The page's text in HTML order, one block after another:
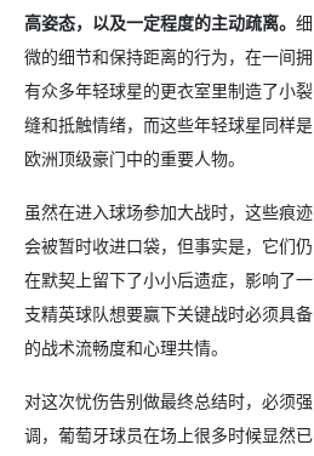
高姿态，以及一定程度的主动疏离。 细
微的细节和保持距离的行为，在一间拥
有众多年轻球星的更衣室里制造了小裂
缝和抵触情绪，而这些年轻球星同样是
欧洲顶级豪门中的重要人物。
虽然在进入球场参加大战时，这些痕迹
会被暂时收进口袋，但事实是，它们仍
在默契上留下了小小后遗症，影响了一
支精英球队想要赢下关键战时必须具备
的战术流畅度和心理共情。
对这次忧伤告别做最终总结时，必须强
调，葡萄牙球员在场上很多时候显然已